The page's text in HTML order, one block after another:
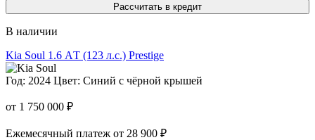
Рассчитать в кредит
В наличии
Kia Soul 1.6 АT (123 л.с.) Prestige
Год: 2024 Цвет: Синий с чёрной крышей
от 1 750 000 ₽
Ежемесячный платеж от 28 900 ₽